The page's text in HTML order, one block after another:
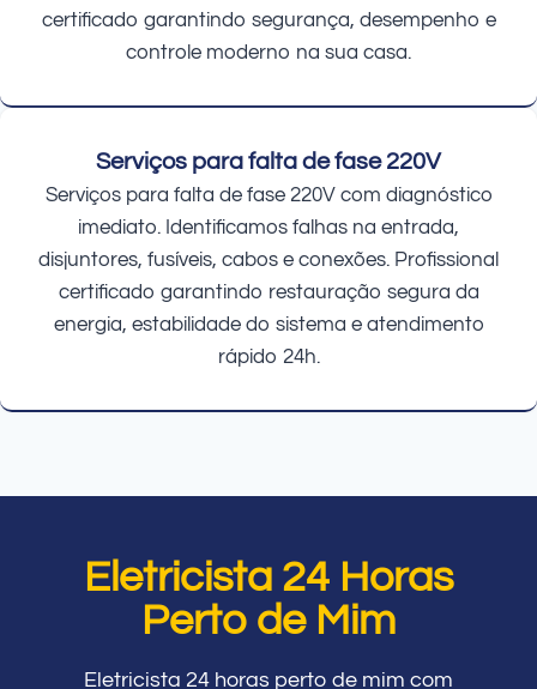
certificado garantindo segurança, desempenho e
controle moderno na sua casa.
Serviços para falta de fase 220V
Serviços para falta de fase 220V com diagnóstico
imediato. Identificamos falhas na entrada,
disjuntores, fusíveis, cabos e conexões. Profissional
certificado garantindo restauração segura da
energia, estabilidade do sistema e atendimento
rápido 24h.
Eletricista 24 Horas
Perto de Mim
Eletricista 24 horas perto de mim com